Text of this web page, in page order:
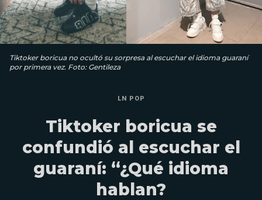
Tiktoker boricua no ocultó su sorpresa al escuchar el idioma guaraní
por primera vez. Foto: Gentileza
LN POP
Tiktoker boricua se
confundió al escuchar el
guaraní: “¿Qué idioma
hablan?